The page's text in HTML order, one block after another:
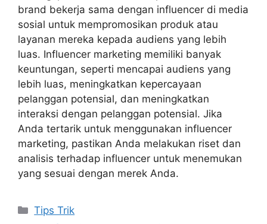
brand bekerja sama dengan influencer di media
sosial untuk mempromosikan produk atau
layanan mereka kepada audiens yang lebih
luas. Influencer marketing memiliki banyak
keuntungan, seperti mencapai audiens yang
lebih luas, meningkatkan kepercayaan
pelanggan potensial, dan meningkatkan
interaksi dengan pelanggan potensial. Jika
Anda tertarik untuk menggunakan influencer
marketing, pastikan Anda melakukan riset dan
analisis terhadap influencer untuk menemukan
yang sesuai dengan merek Anda.
Categories
Tips Trik